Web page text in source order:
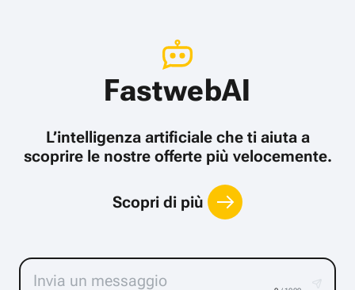
FastwebAI
L’intelligenza artificiale che ti aiuta a
scoprire le nostre offerte più velocemente.
Scopri di più